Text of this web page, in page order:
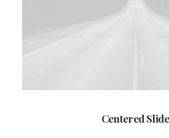
Centered